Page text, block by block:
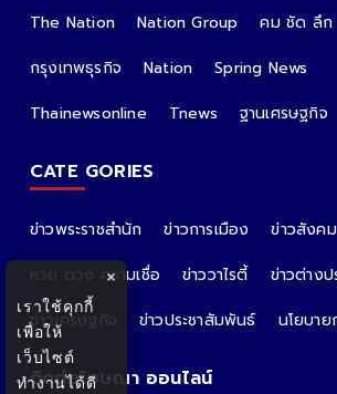
The Nation Nation Group
คม ชัด ลึก
กรุงเทพธุรกิจ
Nation
Spring News
Thainewsonline
Tnews ฐานเศรษฐกิจ
CATE GORIES
ข่าวพระราชสำนัก ข่าวการเมือง ข่าวสังคม
หวย ดวง ความเชื่อ
ข่าววาไรตี้
ข่าวต่างป
ข่าวเศรษฐกิจ
ข่าวประชาสัมพันธ์ นโยบาย
ติดต่อโฆษณา ออนไลน์
×
เราใช้คุกกี้
เพื่อให้
เว็บไซต์
ทำงานได้ดี